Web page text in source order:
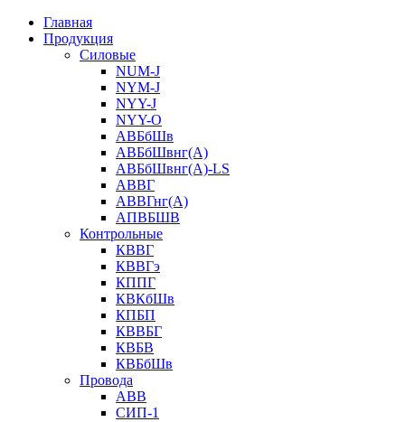
Главная
Продукция
Силовые
NUM-J
NYM-J
NYY-J
NYY-O
АВБбШв
АВБбШвнг(А)
АВБбШвнг(А)-LS
АВВГ
АВВГнг(А)
АПВБШВ
Контрольные
КВВГ
КВВГэ
КППГ
КВКбШв
КПБП
КВВБГ
КВБВ
КВБбШв
Провода
АВВ
СИП-1